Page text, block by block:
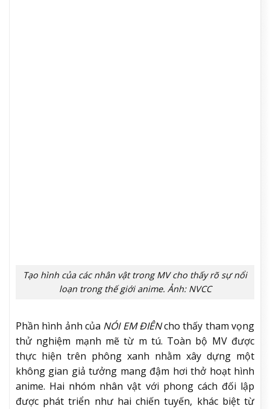
Tạo hình của các nhân vật trong MV cho thấy rõ sự nổi
loạn trong thế giới anime. Ảnh: NVCC
Phần hình ảnh của NÓI EM ĐIÊNcho thấy tham vọng
thử nghiệm mạnh mẽ từ m tú. Toàn bộ MV được
thực hiện trên phông xanh nhằm xây dựng một
không gian giả tưởng mang đậm hơi thở hoạt hình
anime. Hai nhóm nhân vật với phong cách đối lập
được phát triển như hai chiến tuyến, khác biệt từ